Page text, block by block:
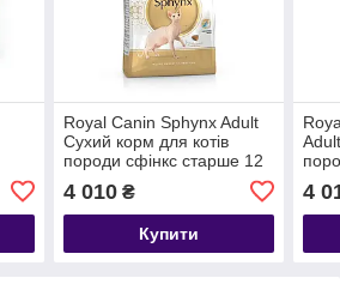
Royal Canin Sphynx Adult
Сухий корм для котів
породи cфінкс старше 12
4 010₴
Купити
4